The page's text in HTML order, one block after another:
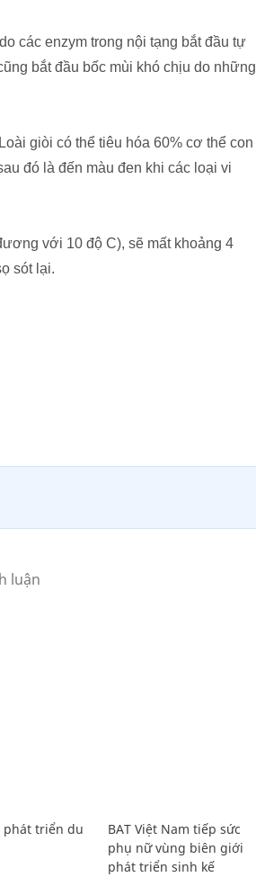
các enzym trong nội tạng bắt đầu tự
bắt đầu bốc mùi khó chịu do những
giòi có thể tiêu hóa 60% cơ thể con
đó là đến màu đen khi các loại vi
với 10 độ C), sẽ mất khoảng 4
sót lại.
triển du
BAT Việt Nam tiếp sức
phụ nữ vùng biên giới
phát triển sinh kế